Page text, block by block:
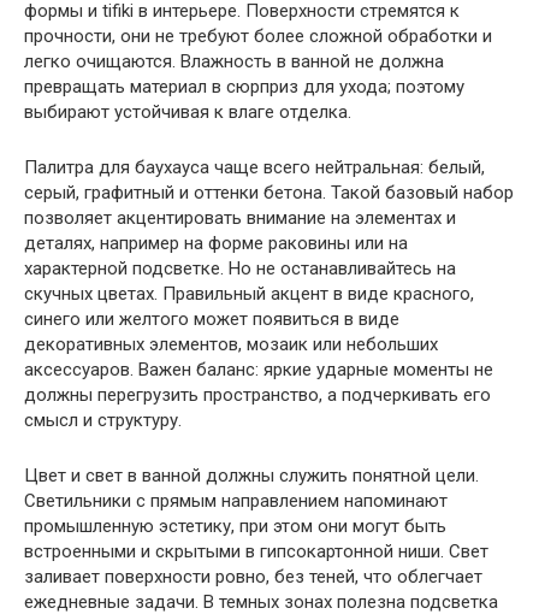
формы и tifiki в интерьере. Поверхности стремятся к
прочности, они не требуют более сложной обработки и
легко очищаются. Влажность в ванной не должна
превращать материал в сюрприз для ухода; поэтому
выбирают устойчивая к влаге отделка.
Палитра для баухауса чаще всего нейтральная: белый,
серый, графитный и оттенки бетона. Такой базовый набор
позволяет акцентировать внимание на элементах и
деталях, например на форме раковины или на
характерной подсветке. Но не останавливайтесь на
скучных цветах. Правильный акцент в виде красного,
синего или желтого может появиться в виде
декоративных элементов, мозаик или небольших
аксессуаров. Важен баланс: яркие ударные моменты не
должны перегрузить пространство, а подчеркивать его
смысл и структуру.
Цвет и свет в ванной должны служить понятной цели.
Светильники с прямым направлением напоминают
промышленную эстетику, при этом они могут быть
встроенными и скрытыми в гипсокартонной ниши. Свет
заливает поверхности ровно, без теней, что облегчает
ежедневные задачи. В темных зонах полезна подсветка